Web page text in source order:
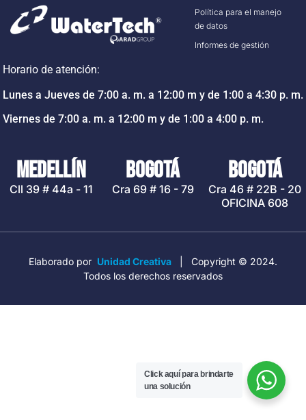
Política para el manejo
de datos
Informes de gestión
Horario de atención:
Lunes a Jueves de 7:00 a. m. a 12:00 m y de 1:00 a 4:30 p. m.
Viernes de 7:00 a. m. a 12:00 m y de 1:00 a 4:00 p. m.
MEDELLÍN
Cll 39 # 44a - 11
BOGOTÁ
Cra 69 # 16 - 79
BOGOTÁ
Cra 46 # 22B - 20
OFICINA 608
Elaborado por Unidad Creativa | Copyright © 2024.
Todos los derechos reservados
Click aquí para brindarte
una solución